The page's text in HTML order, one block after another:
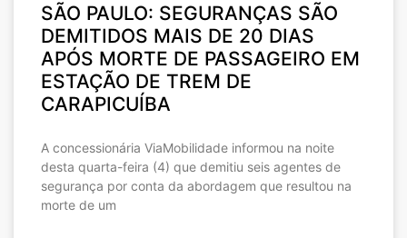
SÃO PAULO: SEGURANÇAS SÃO
DEMITIDOS MAIS DE 20 DIAS
APÓS MORTE DE PASSAGEIRO EM
ESTAÇÃO DE TREM DE
CARAPICUÍBA
A concessionária ViaMobilidade informou na noite
desta quarta-feira (4) que demitiu seis agentes de
segurança por conta da abordagem que resultou na
morte de um